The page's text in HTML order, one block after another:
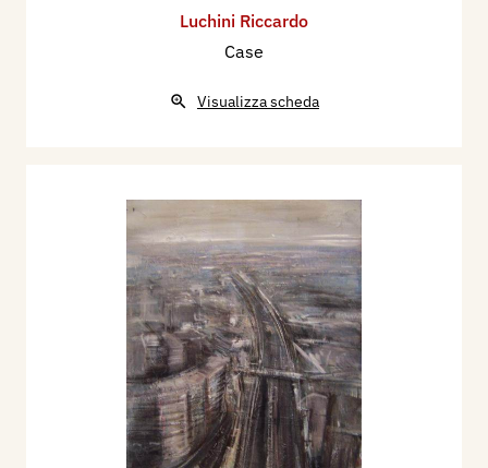
Luchini Riccardo
Case
Visualizza scheda